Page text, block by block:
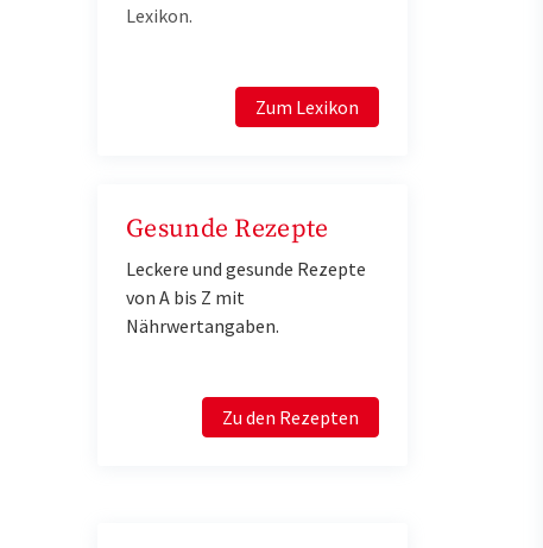
Lexikon.
Zum Lexikon
Gesunde Rezepte
Leckere und gesunde Rezepte
von A bis Z mit
Nährwertangaben.
Zu den Rezepten